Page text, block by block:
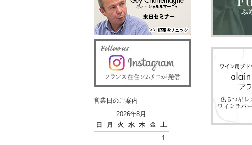
営業日のご案内
2026年8月
日
月 火 水 木 金
土
1